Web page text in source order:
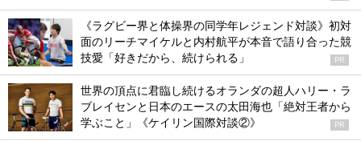
《ラグビー界と体操界の同学年レジェンド対談》初対
面のリーチマイケルと内村航平が本音で語り合った競
技愛「好きだから、続けられる」
PR
世界の頂点に君臨し続けるオランダの超人ハリー・ラ
ブレイセンと日本のエースの太田海也「絶対王者から
学ぶこと」《ケイリン国際対談②》
PR